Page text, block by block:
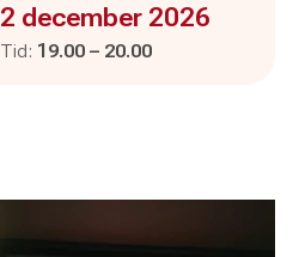
Evenemanget är :
2 december 2026
Tid: Pågår mellan
19.00 – och
20.00